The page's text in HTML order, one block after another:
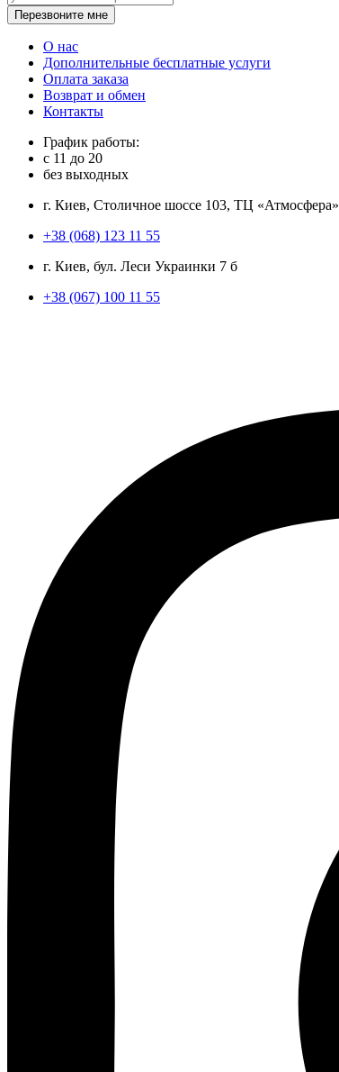
Перезвоните мне
О нас
Дополнительные бесплатные услуги
Оплата заказа
Возврат и обмен
Контакты
График работы:
с 11 до 20
без выходных
г. Киев, Столичное шоссе 103, ТЦ «Атмосфера»
+38 (068) 123 11 55
г. Киев, бул. Леси Украинки 7 б
+38 (067) 100 11 55